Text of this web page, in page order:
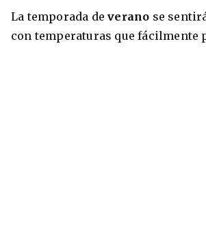
La temporada deverano se
con temperaturas que fácilmente